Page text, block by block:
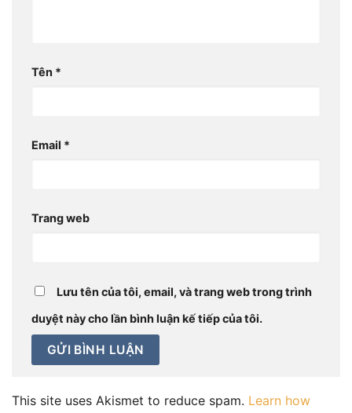
Tên *
Email *
Trang web
Lưu tên của tôi, email, và trang web trong trình
duyệt này cho lần bình luận kế tiếp của tôi.
This site uses Akismet to reduce spam. Learn how